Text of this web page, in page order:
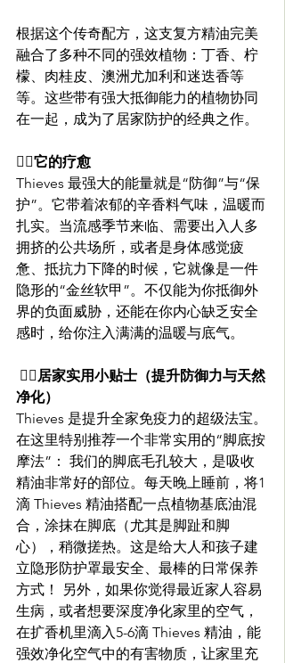
根据这个传奇配方，这支复方精油完美
融合了多种不同的强效植物：丁香、柠
檬、肉桂皮、澳洲尤加利和迷迭香等
等。这些带有强大抵御能力的植物协同
在一起，成为了居家防护的经典之作。
🧚‍♀️它的疗愈
Thieves 最强大的能量就是“防御”与“保
护”。它带着浓郁的辛香料气味，温暖而
扎实。当流感季节来临、需要出入人多
拥挤的公共场所，或者是身体感觉疲
惫、抵抗力下降的时候，它就像是一件
隐形的“金丝软甲”。不仅能为你抵御外
界的负面威胁，还能在你内心缺乏安全
感时，给你注入满满的温暖与底气。
净化）
Thieves 是提升全家免疫力的超级法宝。
在这里特别推荐一个非常实用的“脚底按
摩法”： 我们的脚底毛孔较大，是吸收
精油非常好的部位。每天晚上睡前，将1
滴 Thieves 精油搭配一点植物基底油混
合，涂抹在脚底（尤其是脚趾和脚
心），稍微搓热。这是给大人和孩子建
立隐形防护罩最安全、最棒的日常保养
方式！ 另外，如果你觉得最近家人容易
生病，或者想要深度净化家里的空气，
在扩香机里滴入5-6滴 Thieves 精油，能
强效净化空气中的有害物质，让家里充